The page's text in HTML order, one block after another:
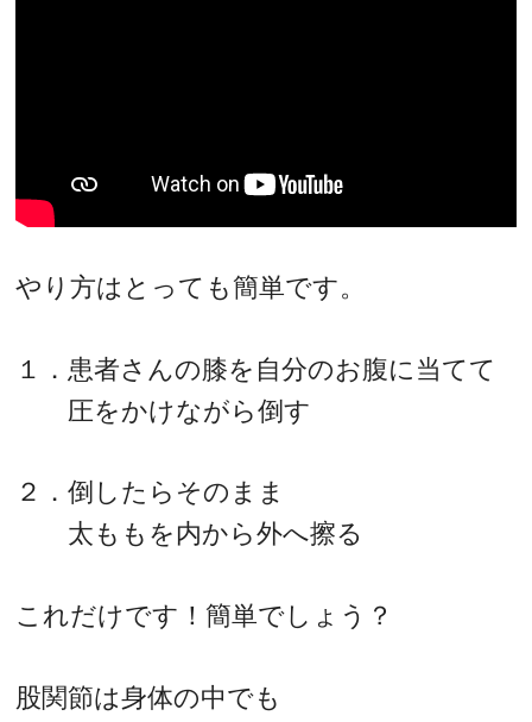
やり方はとっても簡単です。
１．患者さんの膝を自分のお腹に当てて
圧をかけながら倒す
２．倒したらそのまま
太ももを内から外へ擦る
これだけです！簡単でしょう？
股関節は身体の中でも